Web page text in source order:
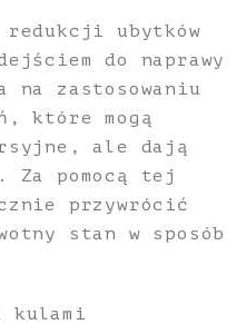
redukcji ubytków
do naprawy
na zastosowaniu
które mogą
ale dają
Za pomocą tej
przywrócić
stan w sposób